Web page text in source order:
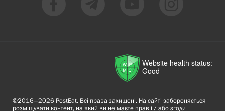
Website health status:
Good
©2016—2026 PostEat. Всі права захищені. На сайті забороняється
розміщувати контент, на який ви не маєте прав і / або згоди